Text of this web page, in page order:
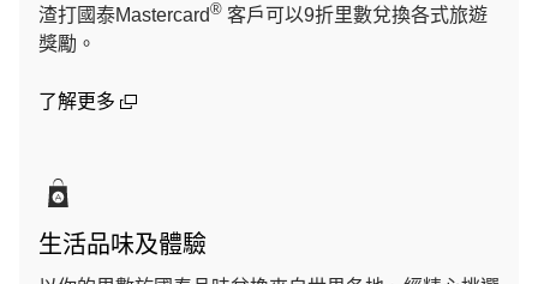
渣打國泰Mastercard® 客戶可以9折里數兌換各式旅遊
獎勵。
了解更多 (open in a new window)
生活品味及體驗